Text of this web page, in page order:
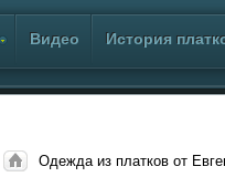
Видео История
Одежда из платков от